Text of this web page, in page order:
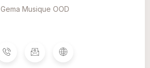
Gema Musique OOD